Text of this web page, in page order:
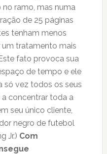
ramo, mas numa
de 25 páginas
tenham menos
um tratamento mais
fato provoca sua
de tempo e ele
só vez todos os seus
concentrar toda a
seu único cliente,
negro de futebol
Jr.) Com